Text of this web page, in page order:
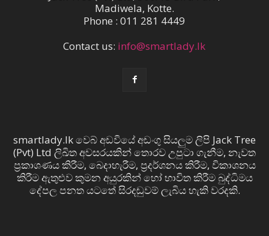
Madiwela, Kotte.
Phone : 011 281 4449
Contact us: info@smartlady.lk
smartlady.lk වෙබ් අඩවියේ අඩංගු සියලුම ලිපි Jack Tree
(Pvt) Ltd ලිඛිත අවසරයකින් තොරව උපුටා ගැනීම, නැවත
ප්‍රකාශණය කිරීම, බෙදාහැරීම, ප්‍රදර්ශනය කිරීම, විකාශනය
කිරීම ඇතුළුව කුමන අයුරකින් හෝ භාවිත කිරීම බුද්ධිමය
දේපල පනත යටතේ සිරදඬුවම් ලැබිය හැකි වරදකි.